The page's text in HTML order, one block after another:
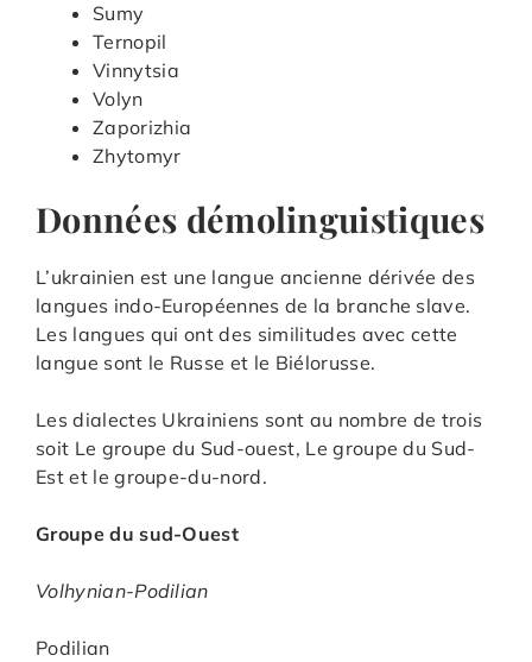
Sumy
Ternopil
Vinnytsia
Volyn
Zaporizhia
Zhytomyr
Données démolinguistiques
L’ukrainien est une langue ancienne dérivée des
langues indo-Européennes de la branche slave.
Les langues qui ont des similitudes avec cette
langue sont le Russe et le Biélorusse.
Les dialectes Ukrainiens sont au nombre de trois
soit Le groupe du Sud-ouest, Le groupe du Sud-
Est et le groupe-du-nord.
Groupe du sud-Ouest
Volhynian-Podilian
Podilian